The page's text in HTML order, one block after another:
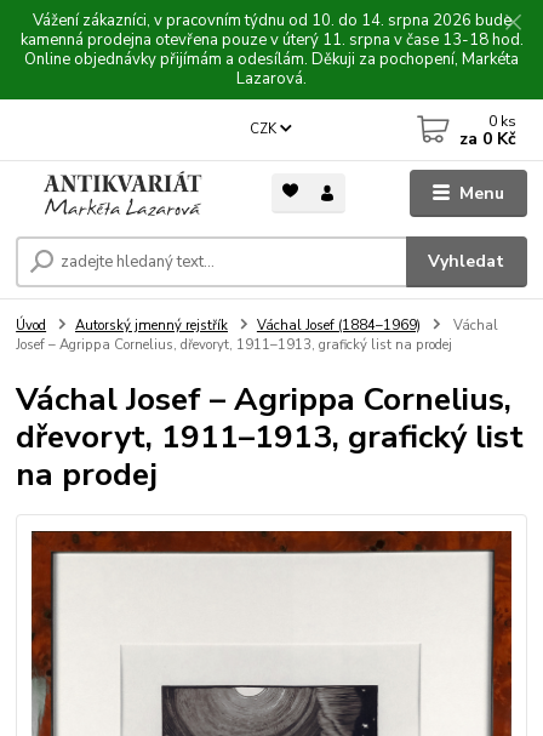
Vážení zákazníci, v pracovním týdnu od 10. do 14. srpna 2026 bude
kamenná prodejna otevřena pouze v úterý 11. srpna v čase 13-18 hod.
Online objednávky přijímám a odesílám. Děkuji za pochopení, Markéta
Lazarová.
Menu
CZK
Vyhledat
0 ks
za 0 Kč
Úvod Autorský jmenný rejstřík Váchal Josef (1884–1969)
Váchal
Josef – Agrippa Cornelius, dřevoryt, 1911–1913, grafický list na prodej
Váchal Josef – Agrippa Cornelius,
dřevoryt, 1911–1913, grafický list
na prodej